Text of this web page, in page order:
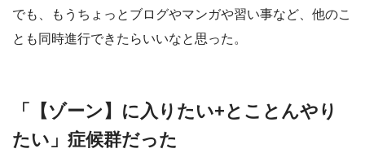
でも、もうちょっとブログやマンガや習い事など、他のこ
とも同時進行できたらいいなと思った。
「【ゾーン】に入りたい+とことんやり
たい」症候群だった